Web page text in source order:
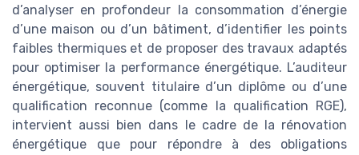
d’analyser en profondeur la consommation d’énergie
d’une maison ou d’un bâtiment, d’identifier les points
faibles thermiques et de proposer des travaux adaptés
pour optimiser la performance énergétique. L’auditeur
énergétique, souvent titulaire d’un diplôme ou d’une
qualification reconnue (comme la qualification RGE),
intervient aussi bien dans le cadre de la rénovation
énergétique que pour répondre à des obligations